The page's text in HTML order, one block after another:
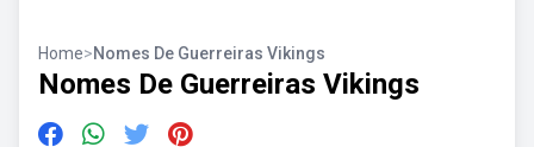
Home>Nomes De Guerreiras Vikings
Nomes De Guerreiras Vikings